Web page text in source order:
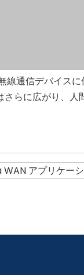
通信デバイス
らに広がり、
WAN アプリケー